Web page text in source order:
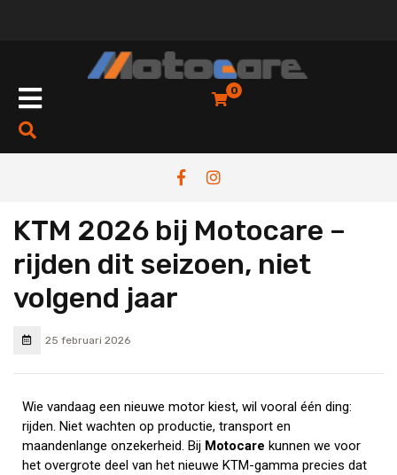
0
KTM 2026 bij Motocare –
rijden dit seizoen, niet
volgend jaar
25 februari 2026
Wie vandaag een nieuwe motor kiest, wil vooral één ding:
rijden. Niet wachten op productie, transport en
maandenlange onzekerheid. Bij Motocare kunnen we voor
het overgrote deel van het nieuwe KTM-gamma precies dat